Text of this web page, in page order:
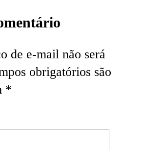
de e-mail não será
obrigatórios são
*